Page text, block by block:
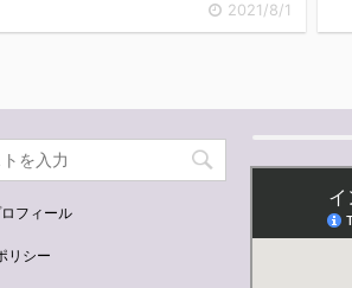
2021/8/1
フィール
リシー